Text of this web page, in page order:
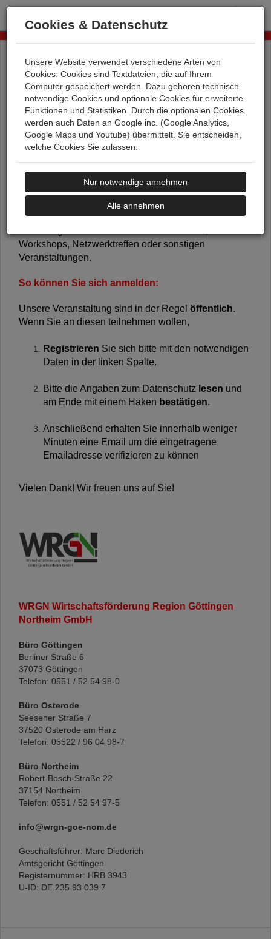
t
REGISTRIERUNG
Registrieren Sie sich jetzt mit Ihrer Emailadresse für
Workshops, Netzwerktreffen oder sonstigen
Veranstaltungen.
So können Sie sich anmelden:
Unsere Veranstaltung sind in der Regel öffentlich.
Wenn Sie an diesen teilnehmen wollen,
Registrieren Sie sich bitte mit den notwendigen
Daten in der linken Spalte.
Bitte die Angaben zum Datenschutz lesen und
am Ende mit einem Haken bestätigen.
Anschließend erhalten Sie innerhalb weniger
Minuten eine Email um die eingetragene
Emailadresse verifizieren zu können
Vielen Dank! Wir freuen uns auf Sie!
WRGN Wirtschaftsförderung Region Göttingen
Northeim GmbH
Büro Göttingen
Berliner Straße 6
37073 Göttingen
Telefon: 0551 / 52 54 98-0
Büro Osterode
Seesener Straße 7
37520 Osterode am Harz
Telefon: 05522 / 96 04 98-7
Büro Northeim
Robert-Bosch-Straße 22
37154 Northeim
Telefon: 0551 / 52 54 97-5
info@wrgn-goe-nom.de
Geschäftsführer: Marc Diederich
Amtsgericht Göttingen
Registernummer: HRB 3943
U-ID: DE 235 93 039 7
Cookies & Datenschutz
Unsere Website verwendet verschiedene Arten von
Cookies. Cookies sind Textdateien, die auf Ihrem
Computer gespeichert werden. Dazu gehören technisch
notwendige Cookies und optionale Cookies für erweiterte
Funktionen und Statistiken. Durch die optionalen Cookies
werden auch Daten an Google inc. (Google Analytics,
Google Maps und Youtube) übermittelt. Sie entscheiden,
welche Cookies Sie zulassen.
Nur notwendige annehmen
Alle annehmen